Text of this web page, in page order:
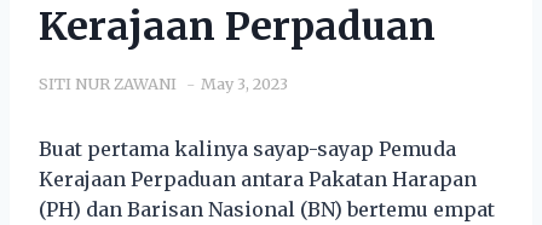
Kerajaan Perpaduan
SITI NUR ZAWANI May 3, 2023
Buat pertama kalinya sayap-sayap Pemuda
Kerajaan Perpaduan antara Pakatan Harapan
(PH) dan Barisan Nasional (BN) bertemu empat